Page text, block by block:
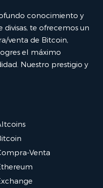
conocimiento y
te ofrecemos un
venta de Bitcoin,
el máximo
Nuestro prestigio y
Venta